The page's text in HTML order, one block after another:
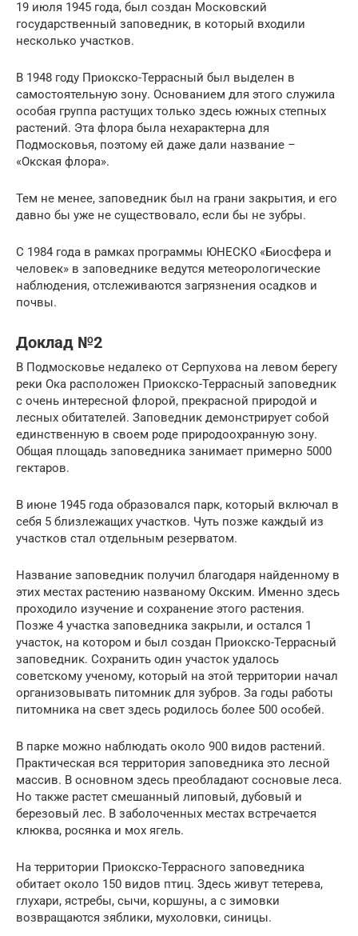
19 июля 1945 года, был создан Московский
государственный заповедник, в который входили
несколько участков.
В 1948 году Приокско-Террасный был выделен в
самостоятельную зону. Основанием для этого служила
особая группа растущих только здесь южных степных
растений. Эта флора была нехарактерна для
Подмосковья, поэтому ей даже дали название –
«Окская флора».
Тем не менее, заповедник был на грани закрытия, и его
давно бы уже не существовало, если бы не зубры.
С 1984 года в рамках программы ЮНЕСКО «Биосфера и
человек» в заповеднике ведутся метеорологические
наблюдения, отслеживаются загрязнения осадков и
почвы.
Доклад №2
В Подмосковье недалеко от Серпухова на левом берегу
реки Ока расположен Приокско-Террасный заповедник
с очень интересной флорой, прекрасной природой и
лесных обитателей. Заповедник демонстрирует собой
единственную в своем роде природоохранную зону.
Общая площадь заповедника занимает примерно 5000
гектаров.
В июне 1945 года образовался парк, который включал в
себя 5 близлежащих участков. Чуть позже каждый из
участков стал отдельным резерватом.
Название заповедник получил благодаря найденному в
этих местах растению названому Окским. Именно здесь
проходило изучение и сохранение этого растения.
Позже 4 участка заповедника закрыли, и остался 1
участок, на котором и был создан Приокско-Террасный
заповедник. Сохранить один участок удалось
советскому ученому, который на этой территории начал
организовывать питомник для зубров. За годы работы
питомника на свет здесь родилось более 500 особей.
В парке можно наблюдать около 900 видов растений.
Практическая вся территория заповедника это лесной
массив. В основном здесь преобладают сосновые леса.
Но также растет смешанный липовый, дубовый и
березовый лес. В заболоченных местах встречается
клюква, росянка и мох ягель.
На территории Приокско-Террасного заповедника
обитает около 150 видов птиц. Здесь живут тетерева,
глухари, ястребы, сычи, коршуны, а с зимовки
возвращаются зяблики, мухоловки, синицы.